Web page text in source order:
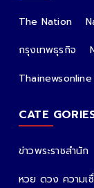
The Nation
กรุงเทพธุรกิจ
Thainewsonline
CATE
ข่าวพระราชสำนัก
หวย ดวง ความเ